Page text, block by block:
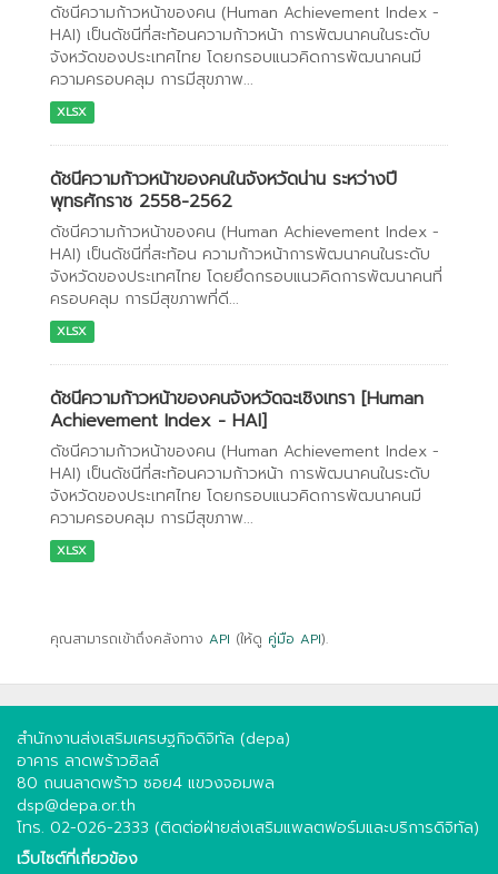
ดัชนีความก้าวหน้าของคน (Human Achievement Index -
HAI) เป็นดัชนีที่สะท้อนความก้าวหน้า การพัฒนาคนในระดับ
จังหวัดของประเทศไทย โดยกรอบแนวคิดการพัฒนาคนมี
ความครอบคลุม การมีสุขภาพ...
XLSX
ดัชนีความก้าวหน้าของคนในจังหวัดน่าน ระหว่างปี
พุทธศักราช 2558-2562
ดัชนีความก้าวหน้าของคน (Human Achievement Index -
HAI) เป็นดัชนีที่สะท้อน ความก้าวหน้าการพัฒนาคนในระดับ
จังหวัดของประเทศไทย โดยยึดกรอบแนวคิดการพัฒนาคนที่
ครอบคลุม การมีสุขภาพที่ดี...
XLSX
ดัชนีความก้าวหน้าของคนจังหวัดฉะเชิงเทรา [Human
Achievement Index - HAI]
ดัชนีความก้าวหน้าของคน (Human Achievement Index -
HAI) เป็นดัชนีที่สะท้อนความก้าวหน้า การพัฒนาคนในระดับ
จังหวัดของประเทศไทย โดยกรอบแนวคิดการพัฒนาคนมี
ความครอบคลุม การมีสุขภาพ...
XLSX
คุณสามารถเข้าถึงคลังทาง API (ให้ดู คู่มือ API).
สำนักงานส่งเสริมเศรษฐกิจดิจิทัล (depa)
อาคาร ลาดพร้าวฮิลล์
80 ถนนลาดพร้าว ซอย4 แขวงจอมพล
dsp@depa.or.th
โทร. 02-026-2333 (ติดต่อฝ่ายส่งเสริมแพลตฟอร์มและบริการดิจิทัล)
เว็บไซต์ที่เกี่ยวข้อง